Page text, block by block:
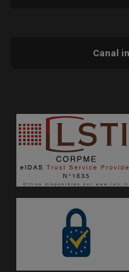
Canal